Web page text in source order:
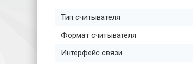
Тип считывателя
Формат считывателя
Интерфейс связи